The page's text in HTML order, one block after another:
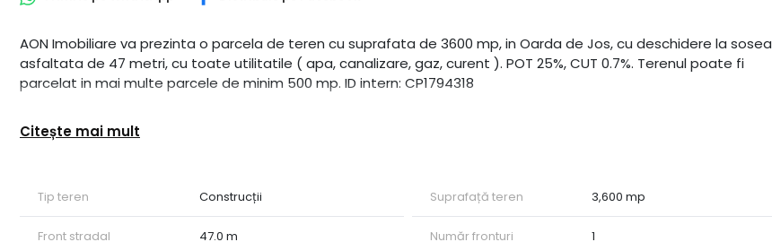
AON Imobiliare va prezinta o parcela de teren cu suprafata de 3600 mp, in Oarda de Jos, cu deschidere la sosea
asfaltata de 47 metri, cu toate utilitatile ( apa, canalizare, gaz, curent ). POT 25%, CUT 0.7%. Terenul poate fi
parcelat in mai multe parcele de minim 500 mp. ID intern: CP1794318
Citește mai mult
Tip teren Construcții Suprafață teren 3,600 mp
Front stradal 47.0 m
Număr fronturi
1